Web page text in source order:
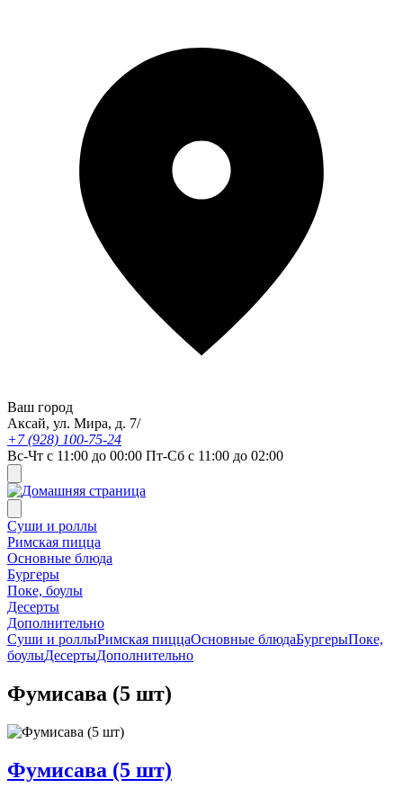
Ваш город
Аксай, ул. Мира, д. 7/
+7 (928) 100-75-24
Вс-Чт с 11:00 до 00:00 Пт-Сб с 11:00 до 02:00
Суши и роллы
Римская пицца
Основные блюда
Бургеры
Поке, боулы
Десерты
Дополнительно
Суши и роллыРимская пиццаОсновные блюдаБургерыПоке,
боулыДесертыДополнительно
Фумисава (5 шт)
Фумисава (5 шт)